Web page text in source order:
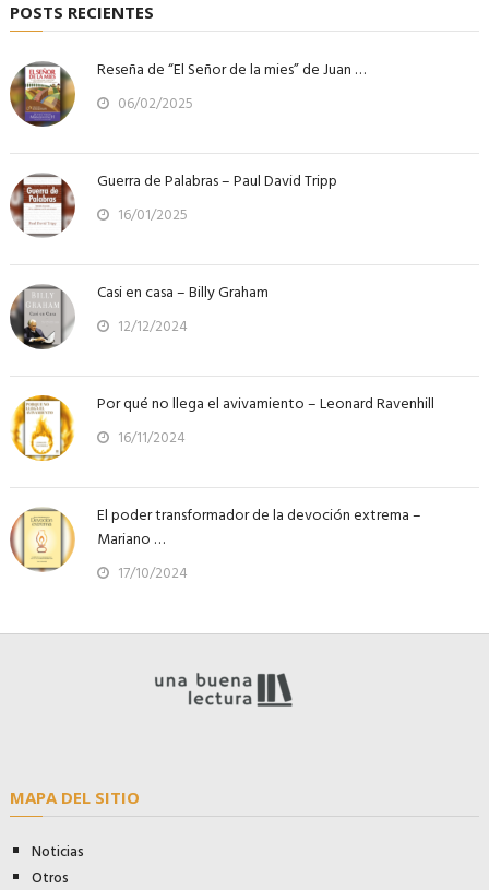
POSTS RECIENTES
Reseña de “El Señor de la mies” de Juan …
06/02/2025
Guerra de Palabras – Paul David Tripp
16/01/2025
Casi en casa – Billy Graham
12/12/2024
Por qué no llega el avivamiento – Leonard Ravenhill
16/11/2024
El poder transformador de la devoción extrema –
Mariano …
17/10/2024
MAPA DEL SITIO
Noticias
Otros